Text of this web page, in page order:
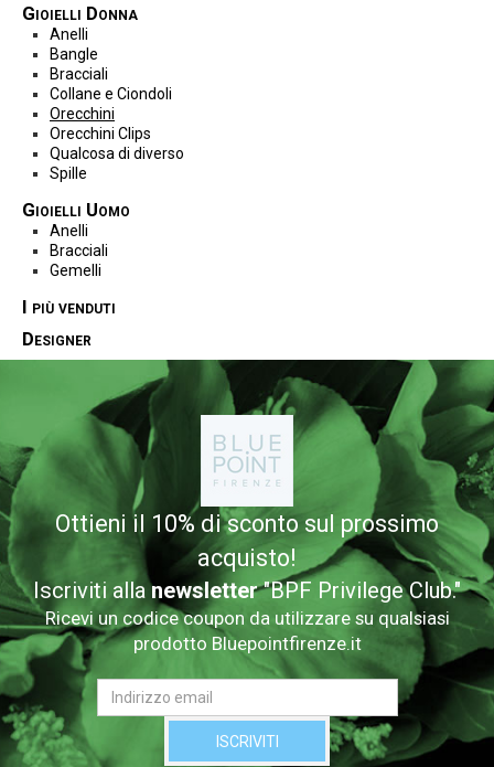
Gioielli Donna
Anelli
Bangle
Bracciali
Collane e Ciondoli
Orecchini
Orecchini Clips
Qualcosa di diverso
Spille
Gioielli Uomo
Anelli
Bracciali
Gemelli
I più venduti
Designer
Ottieni il 10% di sconto sul prossimo
acquisto!
Iscriviti allanewsletter"BPF Privilege Club."
Ricevi un codice coupon da utilizzare su qualsiasi
prodotto Bluepointfirenze.it